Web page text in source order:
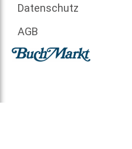
Datenschutz
AGB